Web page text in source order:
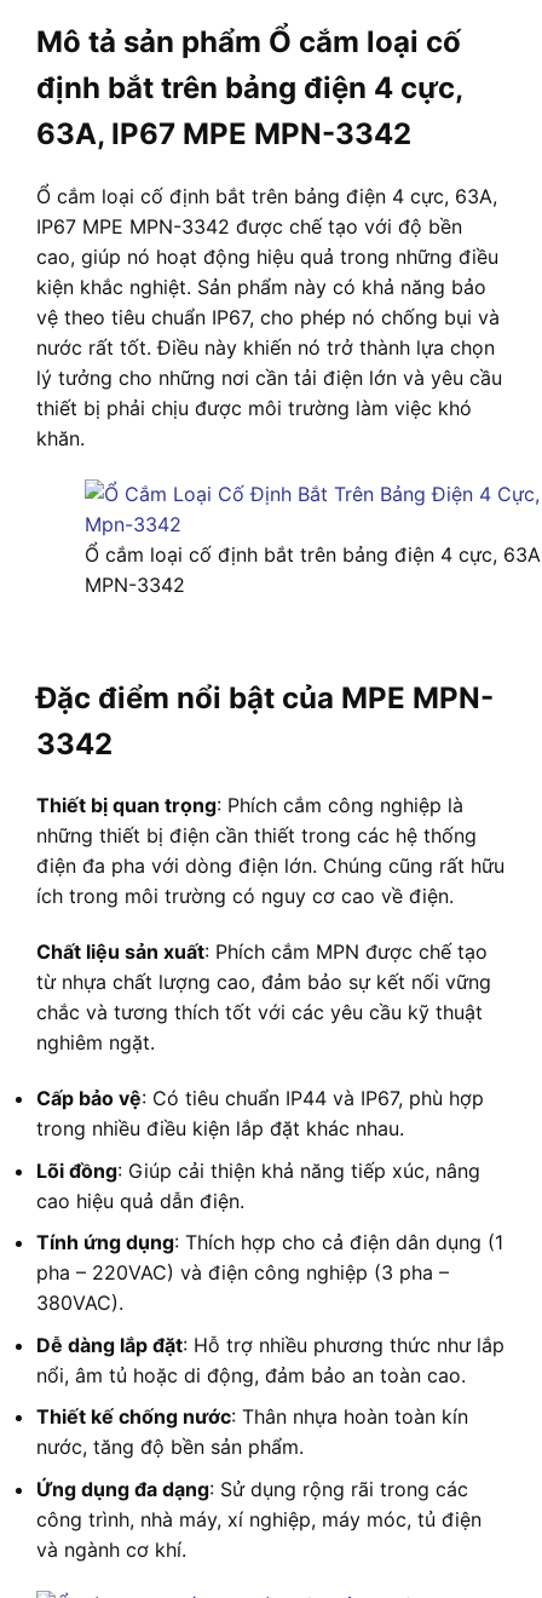
Mô tả sản phẩm Ổ cắm loại cố
định bắt trên bảng điện 4 cực,
63A, IP67 MPE MPN-3342
Ổ cắm loại cố định bắt trên bảng điện 4 cực, 63A,
IP67 MPE MPN-3342 được chế tạo với độ bền
cao, giúp nó hoạt động hiệu quả trong những điều
kiện khắc nghiệt. Sản phẩm này có khả năng bảo
vệ theo tiêu chuẩn IP67, cho phép nó chống bụi và
nước rất tốt. Điều này khiến nó trở thành lựa chọn
lý tưởng cho những nơi cần tải điện lớn và yêu cầu
thiết bị phải chịu được môi trường làm việc khó
khăn.
Ổ cắm loại cố định bắt trên bảng điện 4 cực,
MPN-3342
Đặc điểm nổi bật của MPE MPN-
3342
Thiết bị quan trọng: Phích cắm công nghiệp là
những thiết bị điện cần thiết trong các hệ thống
điện đa pha với dòng điện lớn. Chúng cũng rất hữu
ích trong môi trường có nguy cơ cao về điện.
Chất liệu sản xuất: Phích cắm MPN được chế tạo
từ nhựa chất lượng cao, đảm bảo sự kết nối vững
chắc và tương thích tốt với các yêu cầu kỹ thuật
nghiêm ngặt.
Cấp bảo vệ: Có tiêu chuẩn IP44 và IP67, phù hợp
trong nhiều điều kiện lắp đặt khác nhau.
Lõi đồng: Giúp cải thiện khả năng tiếp xúc, nâng
cao hiệu quả dẫn điện.
Tính ứng dụng: Thích hợp cho cả điện dân dụng (1
pha – 220VAC) và điện công nghiệp (3 pha –
380VAC).
Dễ dàng lắp đặt: Hỗ trợ nhiều phương thức như lắp
nổi, âm tủ hoặc di động, đảm bảo an toàn cao.
Thiết kế chống nước: Thân nhựa hoàn toàn kín
nước, tăng độ bền sản phẩm.
Ứng dụng đa dạng: Sử dụng rộng rãi trong các
công trình, nhà máy, xí nghiệp, máy móc, tủ điện
và ngành cơ khí.